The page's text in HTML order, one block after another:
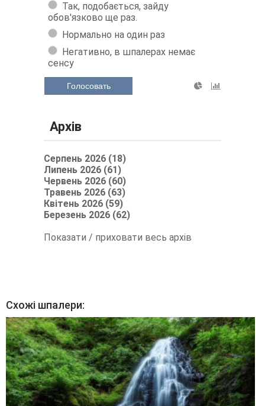
Так, подобається, зайду
обов'язково ще раз.
Нормально на один раз
Негативно, в шпалерах немає
сенсу
Голосовать
Архів
Серпень 2026 (18)
Липень 2026 (61)
Червень 2026 (60)
Травень 2026 (63)
Квітень 2026 (59)
Березень 2026 (62)
Показати / приховати весь архів
Схожі шпалери: